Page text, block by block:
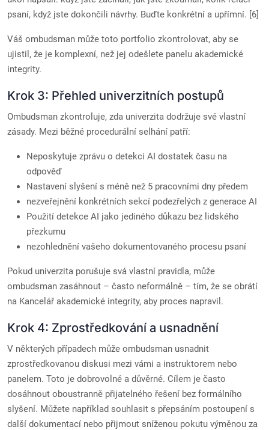
psaní, když jste dokončili návrhy. Buďte konkrétní a upřímní. [6]
Váš ombudsman může toto portfolio zkontrolovat, aby se
ujistil, že je komplexní, než jej odešlete panelu akademické
integrity.
Krok 3: Přehled univerzitních postupů
Ombudsman zkontroluje, zda univerzita dodržuje své vlastní
zásady. Mezi běžné procedurální selhání patří:
Neposkytuje zprávu o detekci AI dostatek času na
odpověď
Nastavení slyšení s méně než 5 pracovními dny předem
nezveřejnění konkrétních sekcí podezřelých z generace AI
Použití detekce AI jako jediného důkazu bez lidského
přezkumu
nezohlednění vašeho dokumentovaného procesu psaní
Pokud univerzita porušuje svá vlastní pravidla, může
ombudsman zasáhnout – často neformálně – tím, že se obrátí
na Kancelář akademické integrity, aby proces napravil.
Krok 4: Zprostředkování a usnadnění
V některých případech může ombudsman usnadnit
zprostředkovanou diskusi mezi vámi a instruktorem nebo
panelem. Toto je dobrovolné a důvěrné. Cílem je často
dosáhnout oboustranně přijatelného řešení bez formálního
slyšení. Můžete například souhlasit s přepsáním postoupení s
další dokumentací nebo přijmout sníženou pokutu výměnou za